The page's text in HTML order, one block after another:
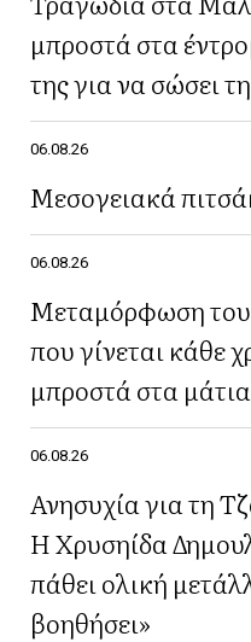
μπροστά στα
της για να σώσει
06.08.26
Μεσογειακά
06.08.26
Μεταμόρφωση
που γίνεται κάθε
μπροστά στα
06.08.26
Ανησυχία για τη
Η Χρυσηίδα
πάθει ολική
βοηθήσει»